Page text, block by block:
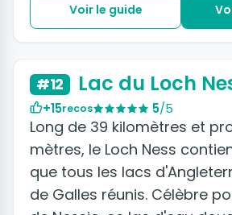
Voir le guide
#12 Lac du Loch
+15recos 5/5
Long de 39 kilomètres et
mètres, le Loch Ness
que tous les lacs
de Galles réunis. Célèbre